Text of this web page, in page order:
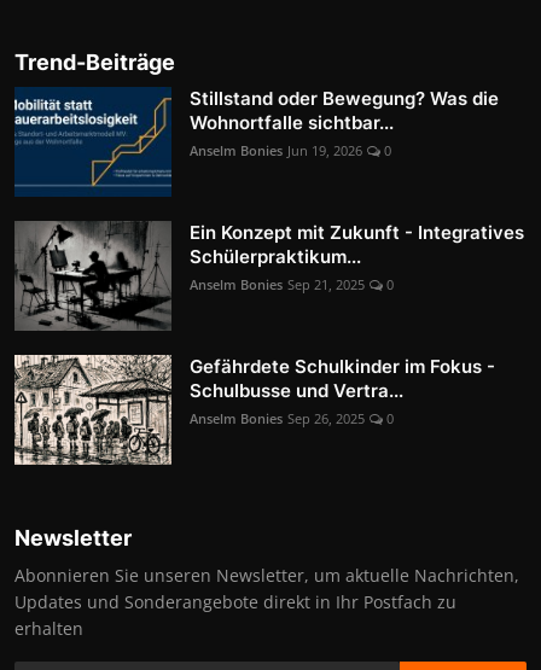
Trend-Beiträge
Stillstand oder Bewegung? Was die
Wohnortfalle sichtbar...
Anselm Bonies Jun 19, 2026 0
Ein Konzept mit Zukunft - Integratives
Schülerpraktikum...
Anselm Bonies Sep 21, 2025 0
Gefährdete Schulkinder im Fokus -
Schulbusse und Vertra...
Anselm Bonies Sep 26, 2025 0
Newsletter
Abonnieren Sie unseren Newsletter, um aktuelle Nachrichten,
Updates und Sonderangebote direkt in Ihr Postfach zu
erhalten